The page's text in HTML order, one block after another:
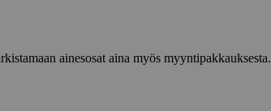
ainesosat aina myös myyntipakkauksesta.